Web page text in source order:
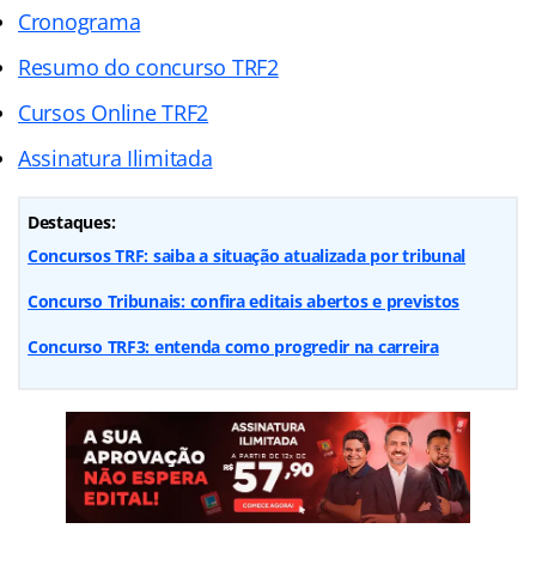
Cronograma
Resumo do concurso TRF2
Cursos Online TRF2
Assinatura Ilimitada
Destaques:
Concursos TRF: saiba a situação atualizada por tribunal
Concurso Tribunais: confira editais abertos e previstos
Concurso TRF3: entenda como progredir na carreira